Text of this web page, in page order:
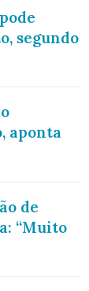
segundo
aponta
de
“Muito